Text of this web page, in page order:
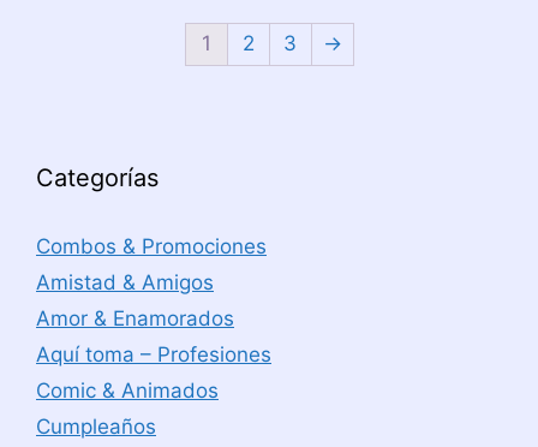
1 2 3 →
Categorías
Combos & Promociones
Amistad & Amigos
Amor & Enamorados
Aquí toma – Profesiones
Comic & Animados
Cumpleaños